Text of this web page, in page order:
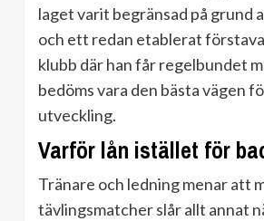
laget varit begränsad på grund
och ett redan etablerat
klubb där han får regelbundet
bedöms vara den bästa vägen
utveckling.
Varför lån istället för
Tränare och ledning menar att
tävlingsmatcher slår allt annat